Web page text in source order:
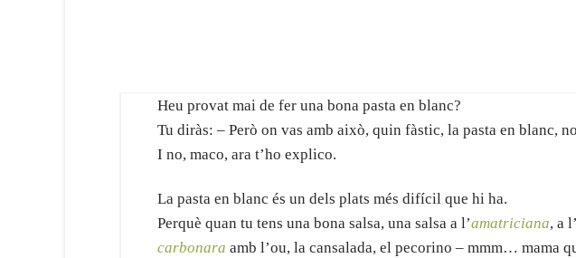
Heu provat mai de fer una bona pasta en blanc?
Tu diràs: – Però on vas amb això, quin fàstic, la pasta en blanc,
I no, maco, ara t’ho explico.
La pasta en blanc és un dels plats més difícil que hi ha.
Perquè quan tu tens una bona salsa, una salsa a l’amatriciana, a l’
carbonara amb l’ou, la cansalada, el pecorino – mmm… mama